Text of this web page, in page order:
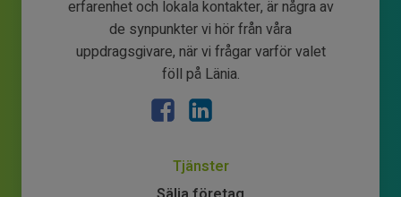
erfarenhet och lokala kontakter, är några av
de synpunkter vi hör från våra
uppdragsgivare, när vi frågar varför valet
föll på Länia.
Tjänster